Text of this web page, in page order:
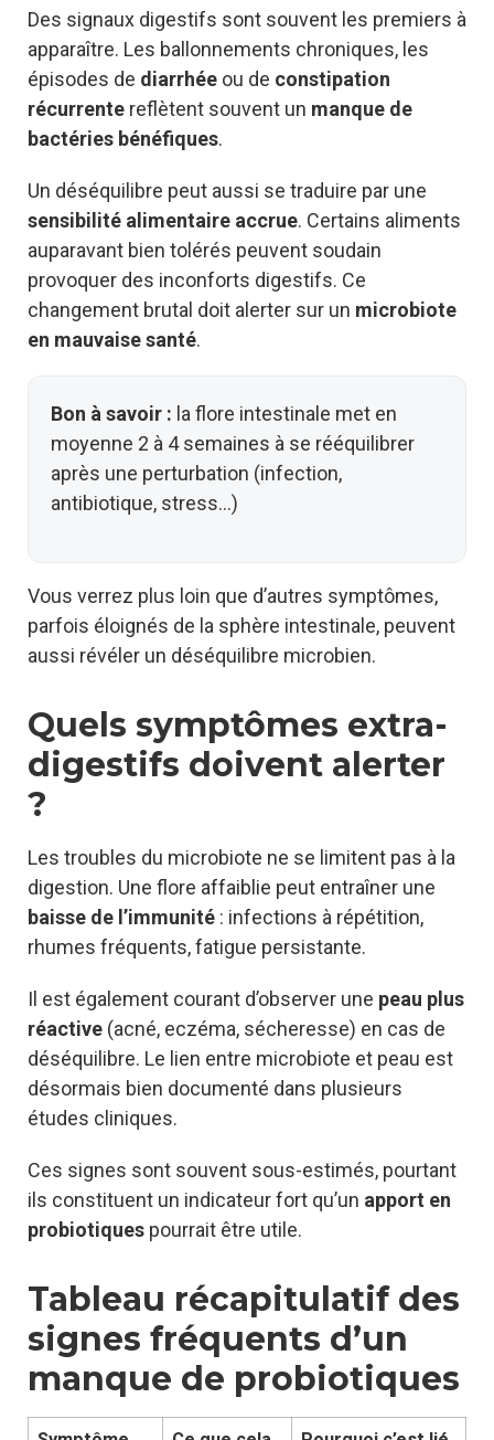
Des signaux digestifs sont souvent les premiers à
apparaître. Les ballonnements chroniques, les
épisodes de diarrhée ou de constipation
récurrente reflètent souvent un manque de
bactéries bénéfiques.
Un déséquilibre peut aussi se traduire par une
sensibilité alimentaire accrue. Certains aliments
auparavant bien tolérés peuvent soudain
provoquer des inconforts digestifs. Ce
changement brutal doit alerter sur un microbiote
en mauvaise santé.
Bon à savoir : la flore intestinale met en
moyenne 2 à 4 semaines à se rééquilibrer
après une perturbation (infection,
antibiotique, stress…)
Vous verrez plus loin que d’autres symptômes,
parfois éloignés de la sphère intestinale, peuvent
aussi révéler un déséquilibre microbien.
Quels symptômes extra-
digestifs doivent alerter
?
Les troubles du microbiote ne se limitent pas à la
digestion. Une flore affaiblie peut entraîner une
baisse de l’immunité : infections à répétition,
rhumes fréquents, fatigue persistante.
Il est également courant d’observer une peau plus
réactive (acné, eczéma, sécheresse) en cas de
déséquilibre. Le lien entre microbiote et peau est
désormais bien documenté dans plusieurs
études cliniques.
Ces signes sont souvent sous-estimés, pourtant
ils constituent un indicateur fort qu’un apport en
probiotiques pourrait être utile.
Tableau récapitulatif des
signes fréquents d’un
manque de probiotiques